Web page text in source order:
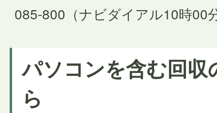
085-800（ナビダイアル10時00
パソコンを含む回収
ら